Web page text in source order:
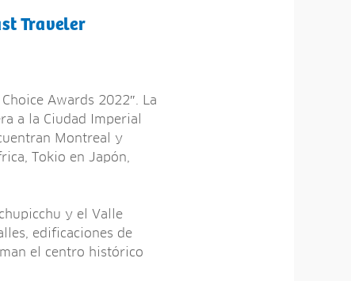
Traveler
Awards 2022″. La
a la Ciudad Imperial
Montreal y
Tokio en Japón,
y el Valle
edificaciones de
el centro histórico